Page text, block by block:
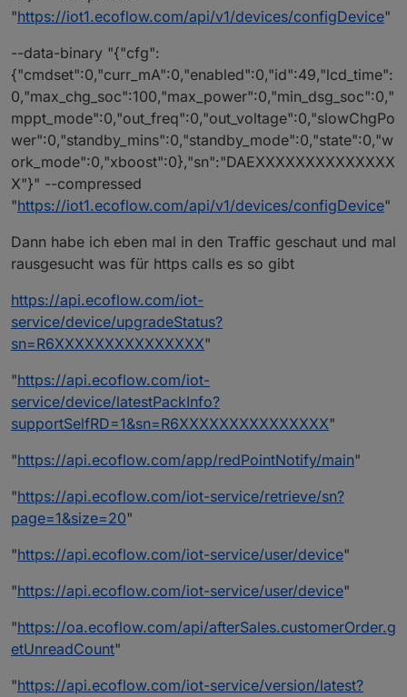
"https://iot1.ecoflow.com/api/v1/devices/configDevice"
--data-binary "{"cfg":
{"cmdset":0,"curr_mA":0,"enabled":0,"id":49,"lcd_time":
0,"max_chg_soc":100,"max_power":0,"min_dsg_soc":0,"
mppt_mode":0,"out_freq":0,"out_voltage":0,"slowChgPo
wer":0,"standby_mins":0,"standby_mode":0,"state":0,"w
ork_mode":0,"xboost":0},"sn":"DAEXXXXXXXXXXXXXX
X"}" --compressed
"https://iot1.ecoflow.com/api/v1/devices/configDevice"
Dann habe ich eben mal in den Traffic geschaut und mal
rausgesucht was für https calls es so gibt
https://api.ecoflow.com/iot-
service/device/upgradeStatus?
sn=R6XXXXXXXXXXXXXXX"
"https://api.ecoflow.com/iot-
service/device/latestPackInfo?
supportSelfRD=1&sn=R6XXXXXXXXXXXXXXX"
"https://api.ecoflow.com/app/redPointNotify/main"
"https://api.ecoflow.com/iot-service/retrieve/sn?
page=1&size=20"
"https://api.ecoflow.com/iot-service/user/device"
"https://api.ecoflow.com/iot-service/user/device"
"https://oa.ecoflow.com/api/afterSales.customerOrder.g
etUnreadCount"
"https://api.ecoflow.com/iot-service/version/latest?